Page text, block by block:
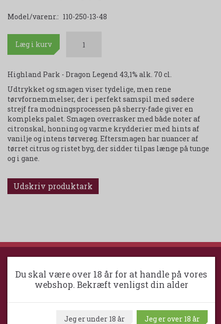
Model/varenr.: 110-250-13-48
Læg i kurv
Highland Park - Dragon Legend 43,1% alk. 70 cl.
Udtrykket og smagen viser tydelige, men rene
tørvfornemmelser, der i perfekt samspil med sødere
strejf fra modningsprocessen på sherry-fade giver en
kompleks palet. Smagen overrasker med både noter af
citronskal, honning og varme krydderier med hints af
vanilje og intens tørverøg. Eftersmagen har nuancer af
tørret citrus og ristet byg, der sidder tilpas længe på tunge
og i gane.
Udskriv produktark
HILLERØD VINKOMPAGNI
Hillerød VinKompagni ApS / Maximum
Du skal være over 18 år for at handle på vores
webshop. Bekræft venligst din alder
Jeg er under 18 år Jeg er over 18 år